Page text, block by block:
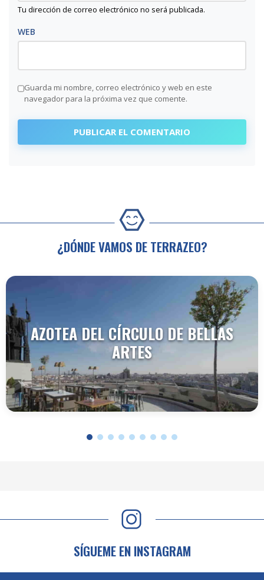
Tu dirección de correo electrónico no será publicada.
WEB
Guarda mi nombre, correo electrónico y web en este
navegador para la próxima vez que comente.
¿DÓNDE VAMOS DE TERRAZEO?
AZOTEA DEL CÍRCULO DE BELLAS
ARTES
VER TERRAZA
SÍGUEME EN INSTAGRAM